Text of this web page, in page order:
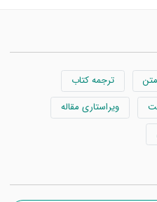
ترجمه کتاب
ویراستاری مقاله